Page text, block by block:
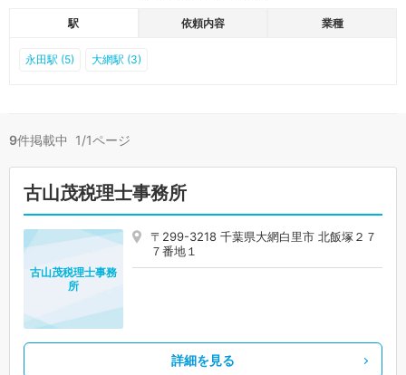
駅 依頼内容 業種
永田駅 (5) 大網駅 (3)
9件掲載中 1/1ページ
古山茂税理士事務所
〒299-3218 千葉県大網白里市 北飯塚２７
７番地１
古山茂税理士事務
所
詳細を見る